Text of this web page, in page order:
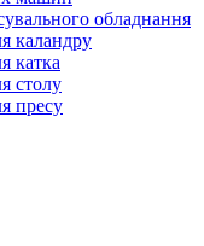
обладнання
каландру
катка
столу
пресу